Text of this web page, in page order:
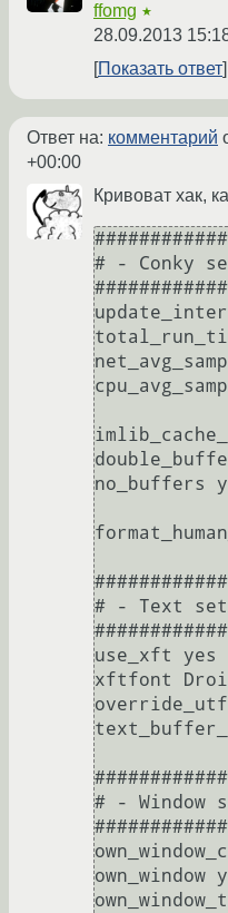
ffomg ★
28.09.2013
Показать ответ
Ответ на: комментарий
+00:00
Кривоват хак,
# - Conky
no_buffers
# - Text
use_xft yes
xftfont
# - Window
own_window